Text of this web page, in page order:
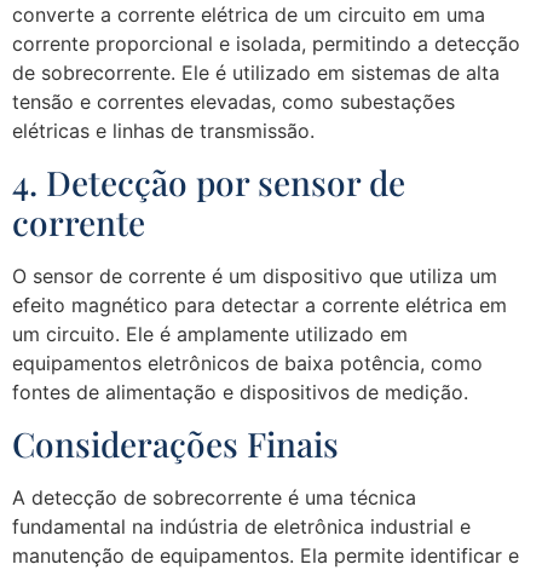
converte a corrente elétrica de um circuito em uma
corrente proporcional e isolada, permitindo a detecção
de sobrecorrente. Ele é utilizado em sistemas de alta
tensão e correntes elevadas, como subestações
elétricas e linhas de transmissão.
4. Detecção por sensor de
corrente
O sensor de corrente é um dispositivo que utiliza um
efeito magnético para detectar a corrente elétrica em
um circuito. Ele é amplamente utilizado em
equipamentos eletrônicos de baixa potência, como
fontes de alimentação e dispositivos de medição.
Considerações Finais
A detecção de sobrecorrente é uma técnica
fundamental na indústria de eletrônica industrial e
manutenção de equipamentos. Ela permite identificar e